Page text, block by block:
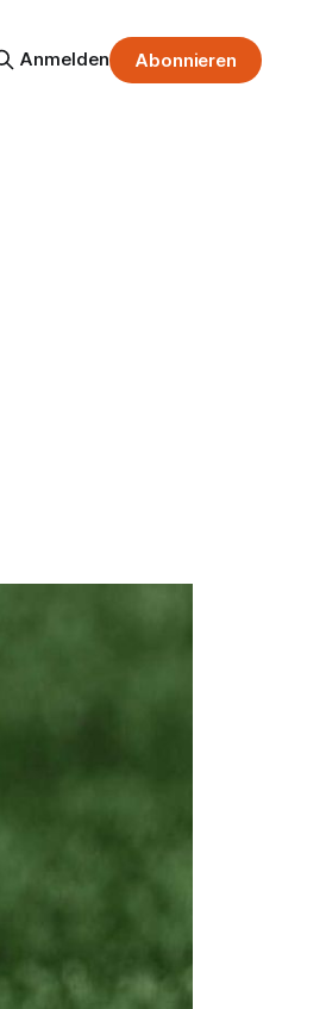
Anmelden Abonnieren